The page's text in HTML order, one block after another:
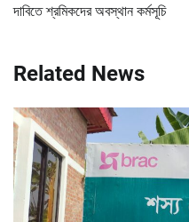
দাবিতে শ্রমিকদের অবস্থান কর্মসূচি
Related News